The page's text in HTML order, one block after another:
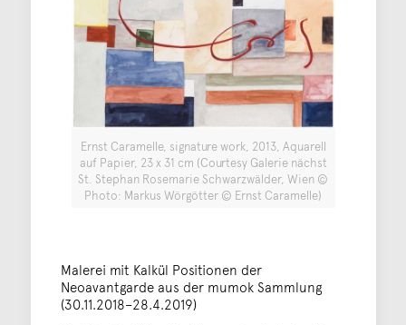
Ernst Caramelle, signature work, 2013, Aquarell
auf Papier, 23 x 31 cm (Courtesy Galerie nächst
St. Stephan Rosemarie Schwarzwälder, Wien ©
Photo: Markus Wörgötter © Ernst Caramelle)
Malerei mit Kalkül Positionen der
Neoavantgarde aus der mumok Sammlung
(30.11.2018–28.4.2019)